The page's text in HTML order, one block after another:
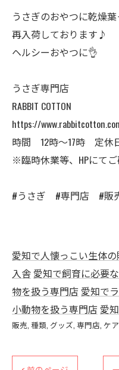
うさぎのおやつに乾燥葉
再入荷しております♪
ヘルシーおやつに👌
うさぎ専門店
RABBIT COTTON
https://
時間 12時〜17時 定休
※臨時休業等、HPにて
#うさぎ #専門店 #販
愛知で人懐っこい生体
入舎 愛知で飼育に必要
物を扱う専門店 愛知で
小動物を扱う専門店 愛
販売 種類 グッズ 専門店 ケア